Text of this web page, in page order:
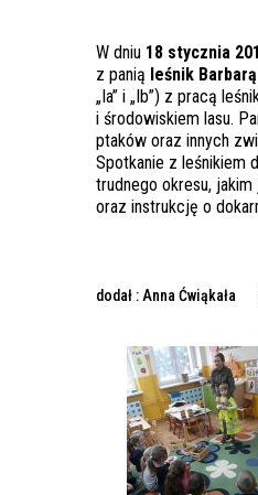
W dniu 18 stycznia
z panią leśnik
„Ia” i „Ib”) z pracą
i środowiskiem lasu.
ptaków oraz innych
Spotkanie z leśnikiem
trudnego okresu,
oraz instrukcję o
dodał : Anna Ćwiąkała